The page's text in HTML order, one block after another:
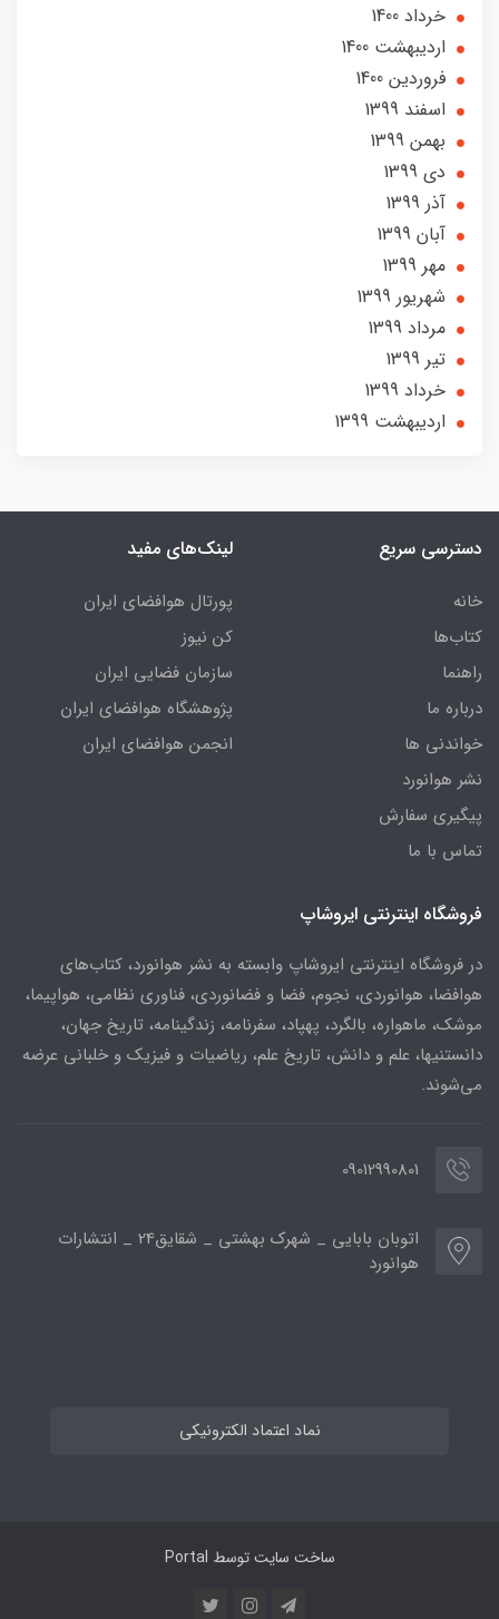
خرداد 1400
ارديبهشت 1400
فروردین 1400
اسفند 1399
بهمن 1399
دی 1399
آذر 1399
آبان 1399
مهر 1399
شهریور 1399
مرداد 1399
تير 1399
خرداد 1399
ارديبهشت 1399
دسترسی سریع
خانه
کتاب‌ها
راهنما
درباره ما
خواندنی ها
نشر هوانورد
پیگیری سفارش
تماس با ما
لینک‌های مفید
پورتال هوافضای ایران
کن نیوز
سازمان فضایی ایران
پژوهشگاه هوافضای ایران
انجمن هوافضای ایران
فروشگاه اینترنتی ایروشاپ
در فروشگاه اینترنتی ایروشاپ وابسته به نشر هوانورد، کتاب‌های
هوافضا، هوانوردی، نجوم، فضا و فضانوردی، فناوری نظامی، هواپیما،
موشک، ماهواره، بالگرد، پهپاد، سفرنامه، زندگینامه، تاریخ جهان،
دانستنیها، علم و دانش، تاریخ علم، ریاضیات و فیزیک و خلبانی عرضه
می‌شوند.
09012990801
اتوبان بابایی _ شهرک بهشتی _ شقایق24 _ انتشارات
هوانورد
نماد اعتماد الکترونیکی
ساخت سایت توسط Portal